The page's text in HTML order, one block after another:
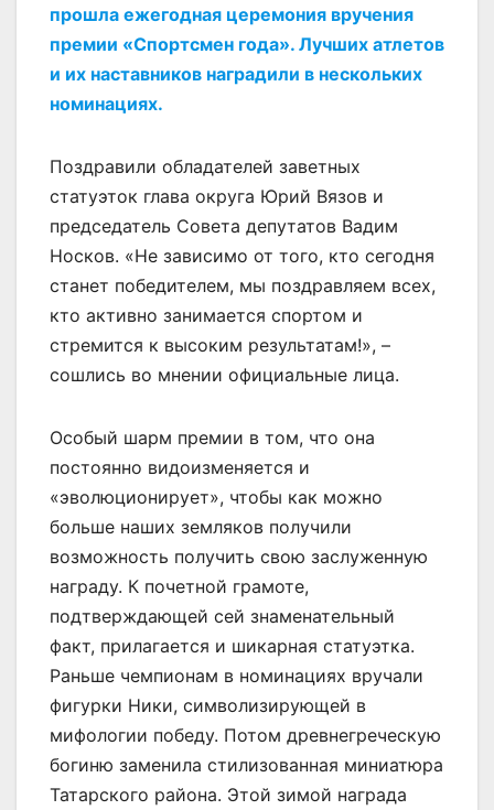
прошла ежегодная церемония вручения
премии «Спортсмен года». Лучших атлетов
и их наставников наградили в нескольких
номинациях.
Поздравили обладателей заветных
статуэток глава округа Юрий Вязов и
председатель Совета депутатов Вадим
Носков. «Не зависимо от того, кто сегодня
станет победителем, мы поздравляем всех,
кто активно занимается спортом и
стремится к высоким результатам!», –
сошлись во мнении официальные лица.
Особый шарм премии в том, что она
постоянно видоизменяется и
«эволюционирует», чтобы как можно
больше наших земляков получили
возможность получить свою заслуженную
награду. К почетной грамоте,
подтверждающей сей знаменательный
факт, прилагается и шикарная статуэтка.
Раньше чемпионам в номинациях вручали
фигурки Ники, символизирующей в
мифологии победу. Потом древнегреческую
богиню заменила стилизованная миниатюра
Татарского района. Этой зимой награда